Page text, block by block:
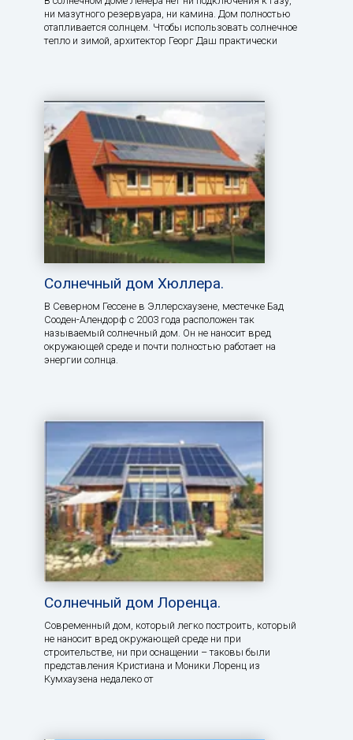
ни мазутного резервуара, ни камина. Дом полностью
отапливается солнцем. Чтобы использовать солнечное
тепло и зимой, архитектор Георг Даш практически
Солнечный дом Хюллера.
В Северном Гессене в Эллерсхаузене, местечке Бад
Сооден-Алендорф с 2003 года расположен так
называемый солнечный дом. Он не наносит вред
окружающей среде и почти полностью работает на
энергии солнца.
Солнечный дом Лоренца.
Современный дом, который легко построить, который
не наносит вред окружающей среде ни при
строительстве, ни при оснащении – таковы были
представления Кристиана и Моники Лоренц из
Кумхаузена недалеко от